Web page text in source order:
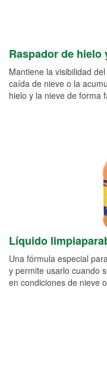
Raspador de
Mantiene la visibilidad
caída de nieve o la
hielo y la nieve de forma
Líquido
Una fórmula especial
y permite usarlo cuando
en condiciones de nieve